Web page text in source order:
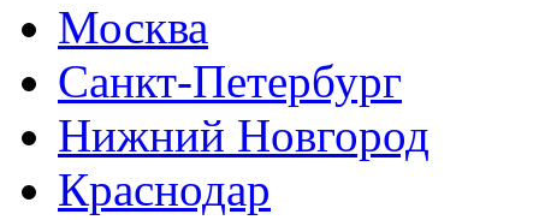
Москва
Санкт-Петербург
Нижний Новгород
Краснодар